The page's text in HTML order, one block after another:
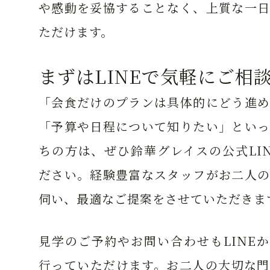
や感動を妥協することなく、上質な一
ただけます。
まずはLINEで気軽にご相
「会食だけのプランは具体的にどう進
「予算や日程について知りたい」とい
ちの方は、ぜひ鈴華グレイスの公式
ださい。経験豊富なスタッフがお二人
伺い、最適なご提案をさせていただきま
見学のご予約やお問い合わせもLINE
行っていただけます。お二人の大切な